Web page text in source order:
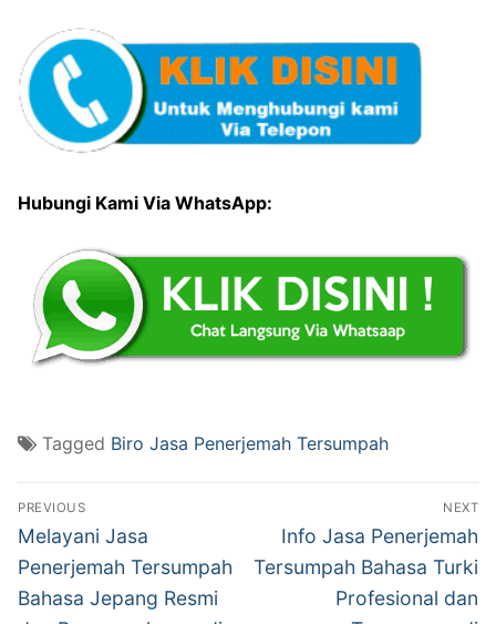
Hubungi Kami Via WhatsApp:
Tagged Biro Jasa Penerjemah Tersumpah
Post
navigation
PREVIOUS
Previous
post:
Melayani Jasa
Penerjemah Tersumpah
Bahasa Jepang Resmi
NEXT
Next
post:
Info Jasa Penerjemah
Tersumpah Bahasa Turki
Profesional dan